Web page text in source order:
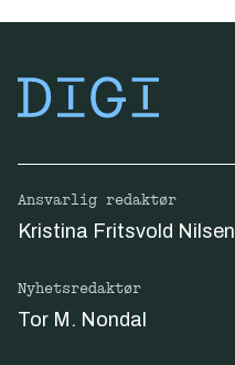
Ansvarlig redaktør
Kristina Fritsvold Nilsen
Nyhetsredaktør
Tor M. Nondal